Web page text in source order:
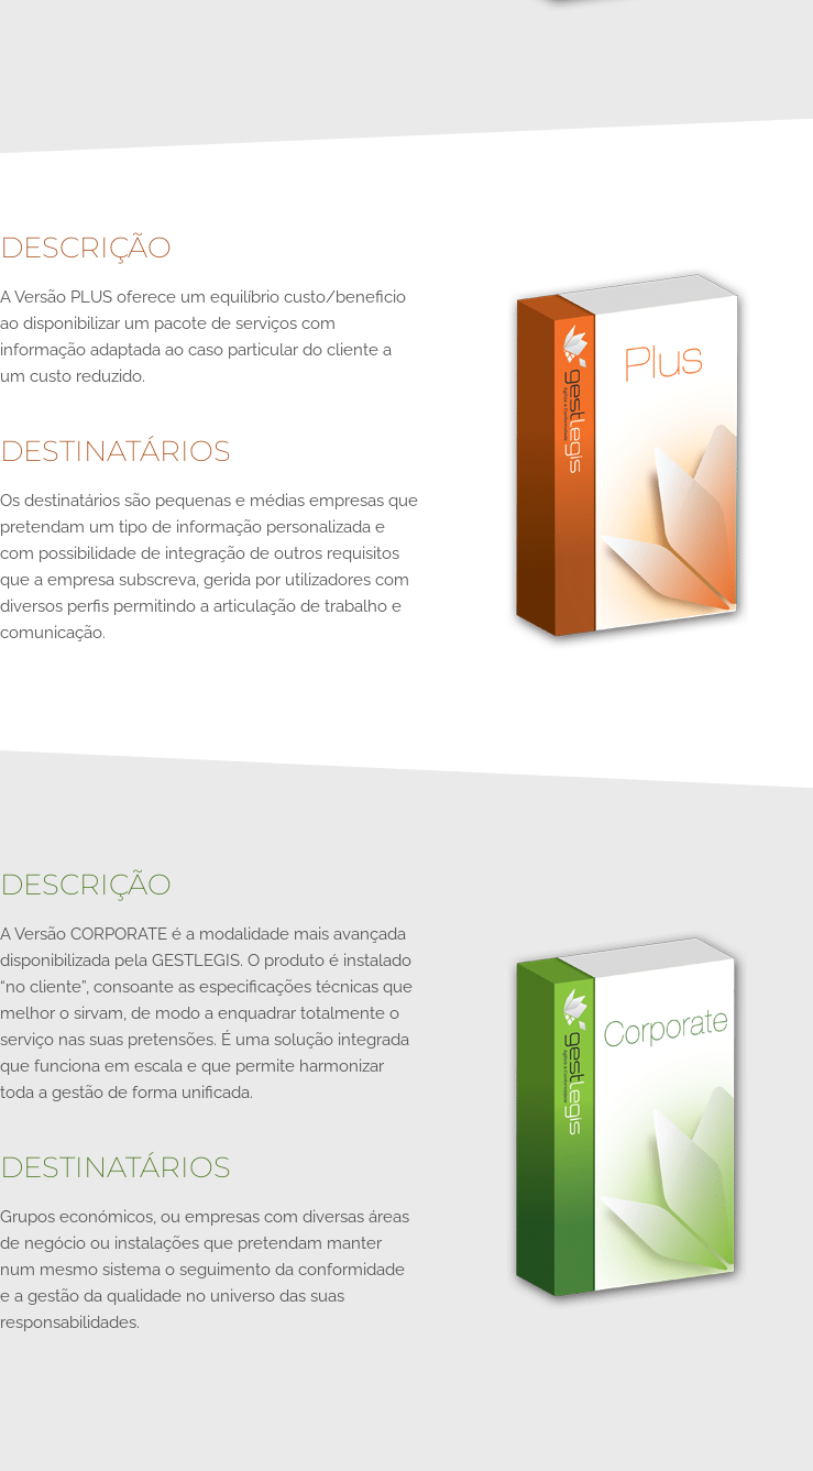
DESCRIÇÃO
A Versão PLUS oferece um equilíbrio custo/beneficio
ao disponibilizar um pacote de serviços com
informação adaptada ao caso particular do cliente a
um custo reduzido.
DESTINATÁRIOS
Os destinatários são pequenas e médias empresas que
pretendam um tipo de informação personalizada e
com possibilidade de integração de outros requisitos
que a empresa subscreva, gerida por utilizadores com
diversos perfis permitindo a articulação de trabalho e
comunicação.
DESCRIÇÃO
A Versão CORPORATE é a modalidade mais avançada
disponibilizada pela GESTLEGIS. O produto é instalado
“no cliente”, consoante as especificações técnicas que
melhor o sirvam, de modo a enquadrar totalmente o
serviço nas suas pretensões. É uma solução integrada
que funciona em escala e que permite harmonizar
toda a gestão de forma unificada.
DESTINATÁRIOS
Grupos económicos, ou empresas com diversas áreas
de negócio ou instalações que pretendam manter
num mesmo sistema o seguimento da conformidade
e a gestão da qualidade no universo das suas
responsabilidades.